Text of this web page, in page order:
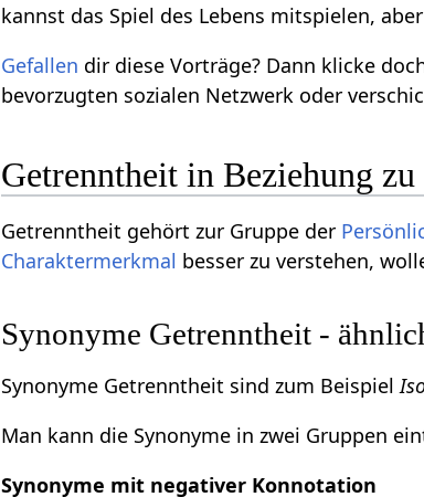
kannst das Spiel des Lebens mitspielen,
Gefallen dir diese Vorträge? Dann klicke
bevorzugten sozialen Netzwerk oder
Getrenntheit in Beziehung
Getrenntheit gehört zur Gruppe der
Charaktermerkmal besser zu verstehen,
Synonyme Getrenntheit -
Synonyme Getrenntheit sind zum Beispiel
Man kann die Synonyme in zwei Gruppen
Synonyme mit negativer Konnotation